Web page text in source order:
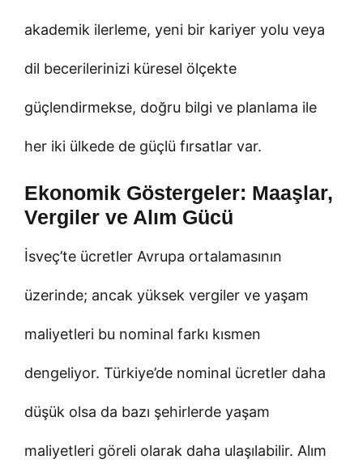
akademik ilerleme, yeni bir kariyer yolu veya
dil becerilerinizi küresel ölçekte
güçlendirmekse, doğru bilgi ve planlama ile
her iki ülkede de güçlü fırsatlar var.
Ekonomik Göstergeler: Maaşlar,
Vergiler ve Alım Gücü
İsveç’te ücretler Avrupa ortalamasının
üzerinde; ancak yüksek vergiler ve yaşam
maliyetleri bu nominal farkı kısmen
dengeliyor. Türkiye’de nominal ücretler daha
düşük olsa da bazı şehirlerde yaşam
maliyetleri göreli olarak daha ulaşılabilir. Alım